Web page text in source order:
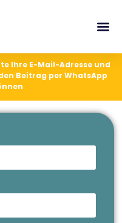
Ihre E-Mail-Adresse und
Beitrag per WhatsApp